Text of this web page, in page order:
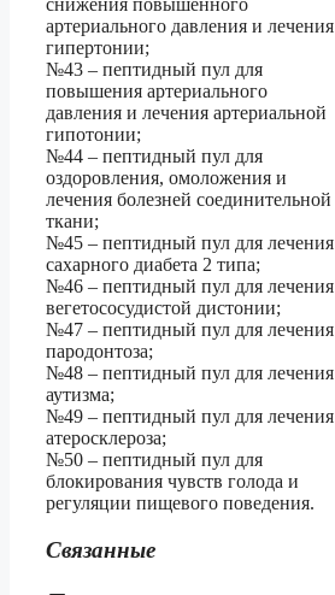
снижения повышенного
артериального давления и лечения
гипертонии;
№43 – пептидный пул для
повышения артериального
давления и лечения артериальной
гипотонии;
№44 – пептидный пул для
оздоровления, омоложения и
лечения болезней соединительной
ткани;
№45 – пептидный пул для лечения
сахарного диабета 2 типа;
№46 – пептидный пул для лечения
вегетососудистой дистонии;
№47 – пептидный пул для лечения
пародонтоза;
№48 – пептидный пул для лечения
аутизма;
№49 – пептидный пул для лечения
атеросклероза;
№50 – пептидный пул для
блокирования чувств голода и
регуляции пищевого поведения.
Связанные